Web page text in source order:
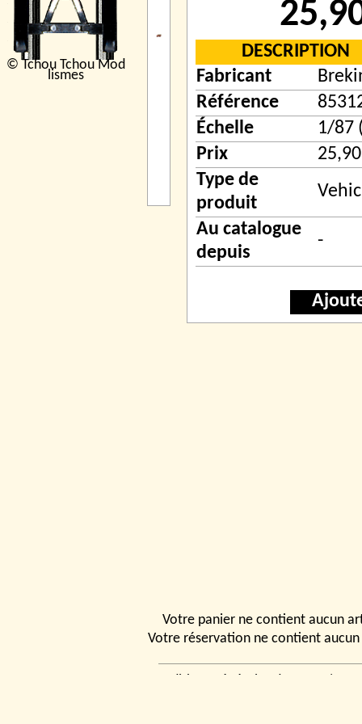
© Tchou Tchou Mod
lismes
DESCRIPTION
Fabricant
Référence
Échelle
1/87
Prix
Type de
produit
Au catalogue
depuis
-
Votre panier ne contient aucun
Votre réservation ne contient